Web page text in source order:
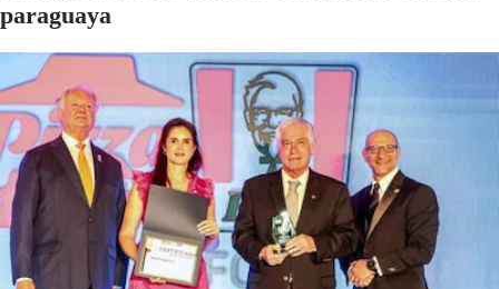
paraguaya